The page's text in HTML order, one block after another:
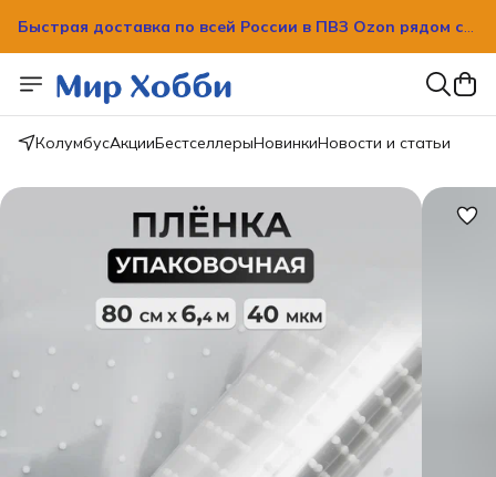
Быстрая доставка по всей России в ПВЗ Ozon рядом с
Быстрая доставка по всей России в ПВЗ Ozon рядом с
вашим домом!
КолумбусАкцииБестселлерыНовинкиНовости и статьи